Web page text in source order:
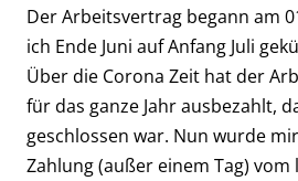
Der Arbeitsvertrag begann am
ich Ende Juni auf Anfang Juli
Über die Corona Zeit hat der
für das ganze Jahr ausbezahlt,
geschlossen war. Nun wurde
Zahlung (außer einem Tag)